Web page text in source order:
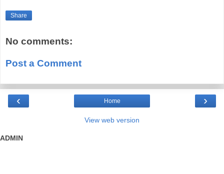
Share
No comments:
Post a Comment
‹ ›
Home
View web version
ADMIN